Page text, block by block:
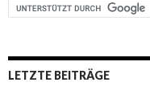
LETZTE BEITRÄGE